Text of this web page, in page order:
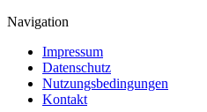
Navigation
Impressum
Datenschutz
Nutzungsbedingungen
Kontakt